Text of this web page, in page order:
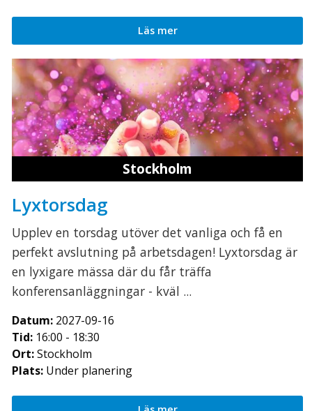
Läs mer
Stockholm
Lyxtorsdag
Upplev en torsdag utöver det vanliga och få en
perfekt avslutning på arbetsdagen! Lyxtorsdag är
en lyxigare mässa där du får träffa
konferensanläggningar - kväl ...
Datum: 2027-09-16
Tid: 16:00 - 18:30
Ort:Stockholm
Plats: Under planering